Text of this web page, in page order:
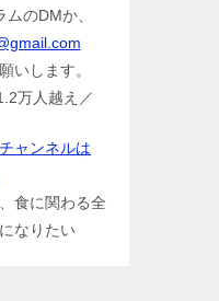
のDMか、
いします。
万人越え／
ャンネルは
食に関わる全
なりたい